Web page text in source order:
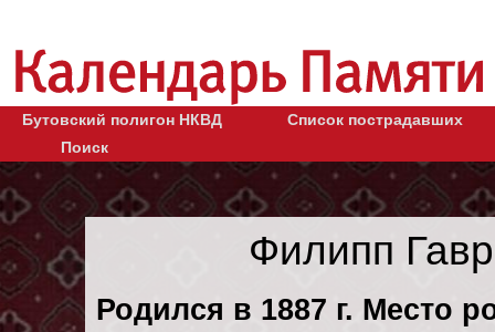
Бутовский полигон НКВД
Список пострадавших
Поиск
Филипп
Родился в 1887 г. Место